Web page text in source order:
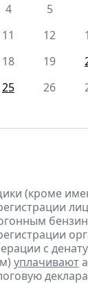
4 5
11 12
18 19
25 26
(кроме
с
уплачивают